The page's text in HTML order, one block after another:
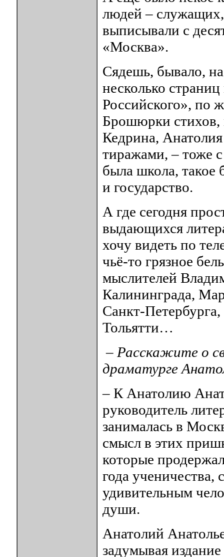
людей –
выписывали с
«Москва».
Сядешь, бывало,
несколько
Российского», по
Брошюрки стихов,
Кедрина,
тиражами, – тоже
была школа, такое
и государство.
А где сегодня
выдающихся
хочу видеть по
чьё-то грязное
мыслителей
Калининграда,
Санкт-
Тольятти…
– Расскажите о
драматурге
– К Анатолию
руководитель
занималась в
смысл в этих
которые
года ученичества,
удивительным
души.
Анатолий
задумывая